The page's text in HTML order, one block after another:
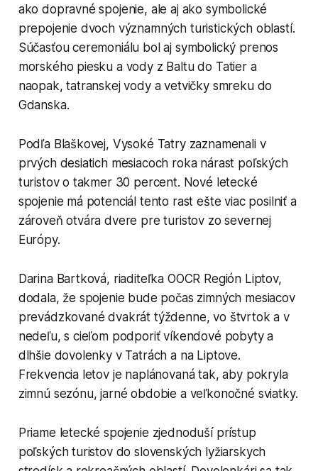
ako dopravné spojenie, ale aj ako symbolické
prepojenie dvoch významných turistických oblastí.
Súčasťou ceremoniálu bol aj symbolický prenos
morského piesku a vody z Baltu do Tatier a
naopak, tatranskej vody a vetvičky smreku do
Gdanska.
Podľa Blaškovej, Vysoké Tatry zaznamenali v
prvých desiatich mesiacoch roka nárast poľských
turistov o takmer 30 percent. Nové letecké
spojenie má potenciál tento rast ešte viac posilniť a
zároveň otvára dvere pre turistov zo severnej
Európy.
Darina Bartková, riaditeľka OOCR Región Liptov,
dodala, že spojenie bude počas zimných mesiacov
prevádzkované dvakrát týždenne, vo štvrtok a v
nedeľu, s cieľom podporiť víkendové pobyty a
dlhšie dovolenky v Tatrách a na Liptove.
Frekvencia letov je naplánovaná tak, aby pokryla
zimnú sezónu, jarné obdobie a veľkonočné sviatky.
Priame letecké spojenie zjednoduší prístup
poľských turistov do slovenských lyžiarskych